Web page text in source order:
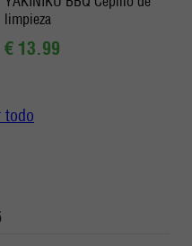
limpieza
€ 13.99
todo